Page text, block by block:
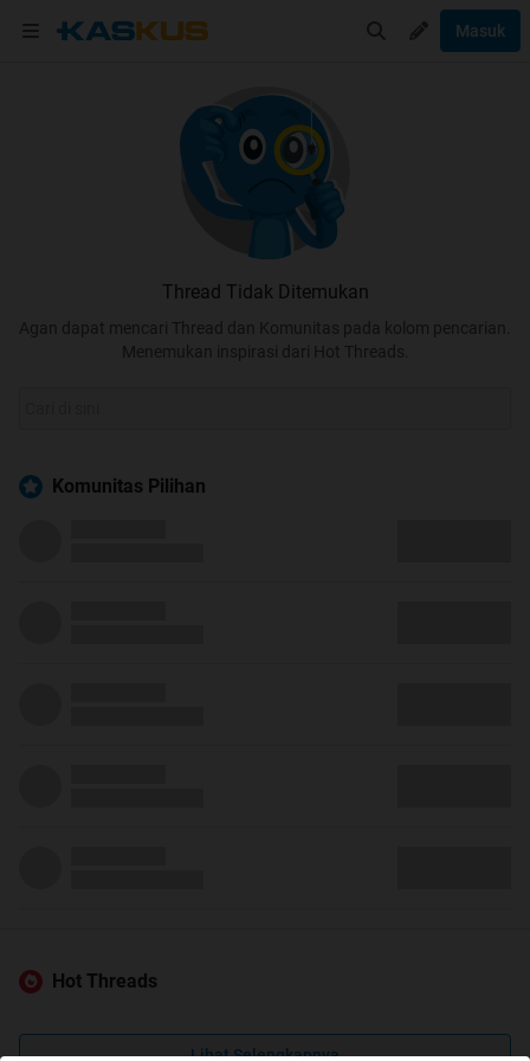
Masuk
Thread Tidak Ditemukan
Agan dapat mencari Thread dan Komunitas pada kolom pencarian.
Menemukan inspirasi dari Hot Threads.
Komunitas Pilihan
Hot Threads
Lihat Selengkapnya